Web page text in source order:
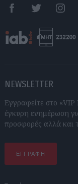
FacebookTwitter
NEWSLETTER
Εγγραφείτε στο
έγκυρη ενημέρωση
προσφορές αλλά και
ΕΓΓΡΑΦΗ